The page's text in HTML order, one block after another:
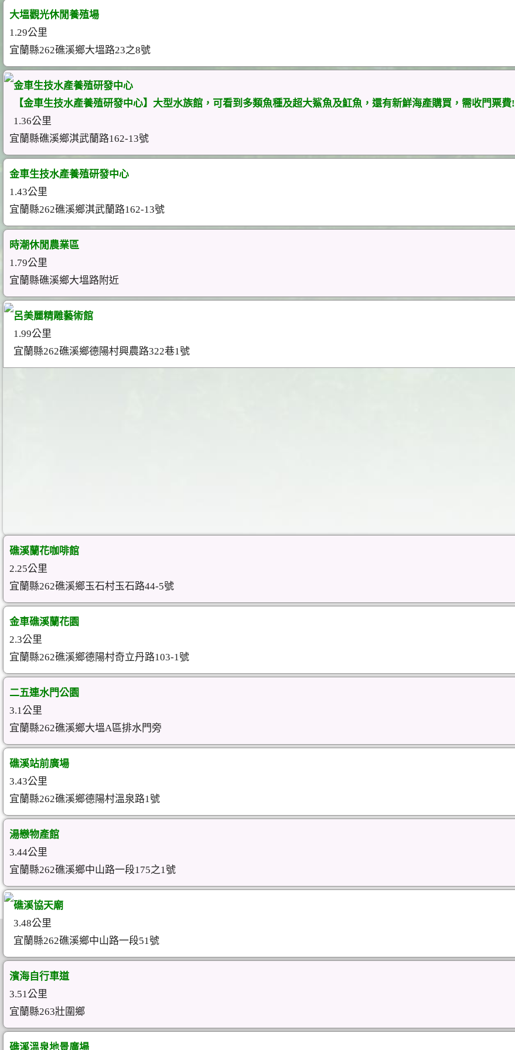
大塭觀光休閒養殖場
1.29公里
宜蘭縣262礁溪鄉大塭路23之8號
金車生技水產養殖研發中心
【金車生技水產養殖研發中心】大型水族館，可看到多類魚種及超大鯊魚及魟魚，還有新鮮海產購買，需收門票費!
1.36公里
宜蘭縣礁溪鄉淇武蘭路162-13號
金車生技水產養殖研發中心
1.43公里
宜蘭縣262礁溪鄉淇武蘭路162-13號
時潮休閒農業區
1.79公里
宜蘭縣礁溪鄉大塭路附近
呂美麗精雕藝術館
1.99公里
宜蘭縣262礁溪鄉德陽村興農路322巷1號
礁溪蘭花咖啡館
2.25公里
宜蘭縣262礁溪鄉玉石村玉石路44-5號
金車礁溪蘭花園
2.3公里
宜蘭縣262礁溪鄉德陽村奇立丹路103-1號
二五連水門公園
3.1公里
宜蘭縣262礁溪鄉大塭A區排水門旁
礁溪站前廣場
3.43公里
宜蘭縣262礁溪鄉德陽村溫泉路1號
湯戀物產館
3.44公里
宜蘭縣262礁溪鄉中山路一段175之1號
礁溪協天廟
3.48公里
宜蘭縣262礁溪鄉中山路一段51號
濱海自行車道
3.51公里
宜蘭縣263壯圍鄉
礁溪溫泉地景廣場